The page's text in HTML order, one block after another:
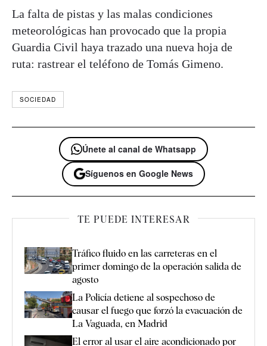
La falta de pistas y las malas condiciones
meteorológicas han provocado que la propia
Guardia Civil haya trazado una nueva hoja de
ruta: rastrear el teléfono de Tomás Gimeno.
SOCIEDAD
Únete al canal de Whatsapp
Síguenos en Google News
TE PUEDE INTERESAR
Tráfico fluido en las carreteras en el
primer domingo de la operación salida de
agosto
La Policía detiene al sospechoso de
causar el fuego que forzó la evacuación de
La Vaguada, en Madrid
El error al usar el aire acondicionado por